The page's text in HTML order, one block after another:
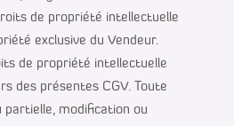
de propriété intellectuelle
exclusive du Vendeur.
de propriété intellectuelle
des présentes CGV. Toute
modification ou